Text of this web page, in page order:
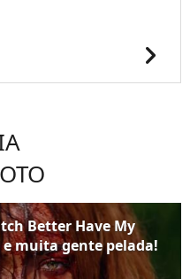
chevron_right
Better Have My
muita gente pelada!